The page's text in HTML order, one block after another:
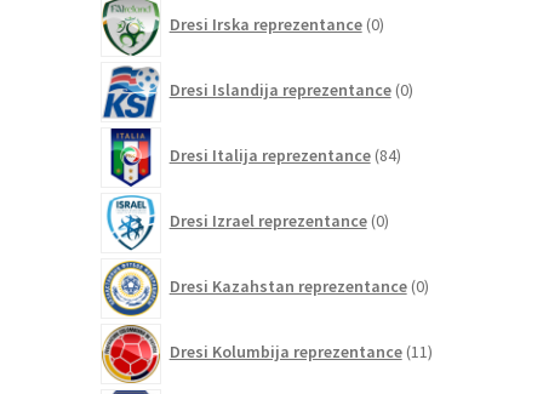
Dresi Irska reprezentance 0izdelkov
Dresi Islandija reprezentance 0izdelkov
Dresi Italija reprezentance 84izdelkov
Dresi Izrael reprezentance 0izdelkov
Dresi Kazahstan reprezentance 0izdelkov
Dresi Kolumbija reprezentance 11izdelkov